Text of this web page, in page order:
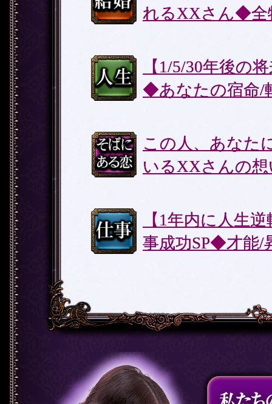
れるXXさん◆全
人生
【1/5/30年後の
◆あなたの宿命/
そばにあ
る恋
この人、あなた
いるXXさんの
仕事
【1年内に人生
事成功SP◆才能/